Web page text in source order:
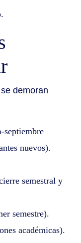
demoran
septiembre
nuevos).
semestral y
semestre).
académicas).